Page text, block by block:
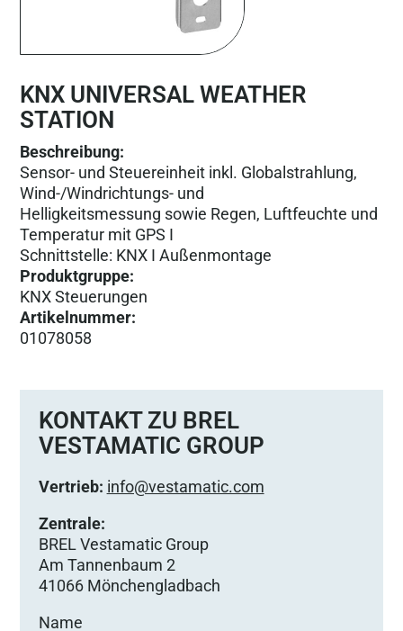
KNX UNIVERSAL WEATHER
STATION
Beschreibung:
Sensor- und Steuereinheit inkl. Globalstrahlung,
Wind-/Windrichtungs- und
Helligkeitsmessung sowie Regen, Luftfeuchte und
Temperatur mit GPS I
Schnittstelle: KNX I Außenmontage
Produktgruppe:
KNX Steuerungen
Artikelnummer:
01078058
KONTAKT ZU BREL
VESTAMATIC GROUP
Vertrieb: info@vestamatic.com
Zentrale:
BREL Vestamatic Group
Am Tannenbaum 2
41066 Mönchengladbach
Name